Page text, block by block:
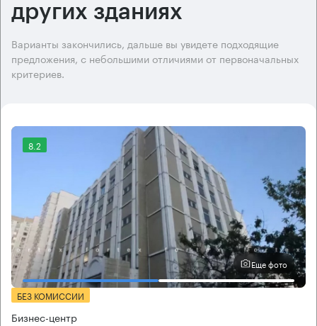
других зданиях
Варианты закончились, дальше вы увидете подходящие
предложения, с небольшими отличиями от первоначальных
критериев.
8.2
Еще фото
БЕЗ КОМИССИИ
Бизнес-центр